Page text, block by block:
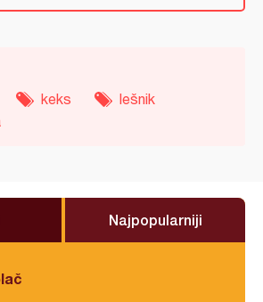
keks
lešnik
Najpopularniji